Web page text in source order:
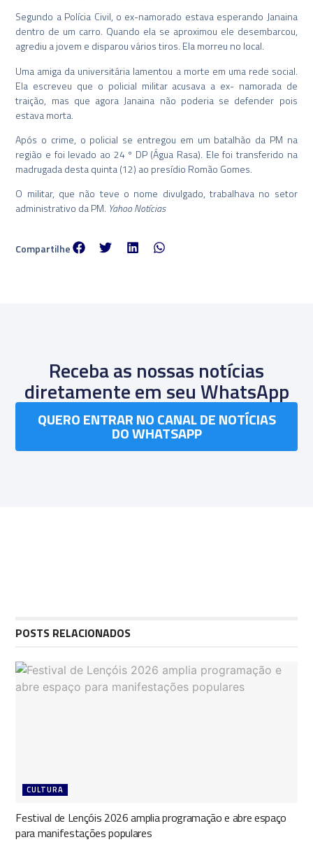
Segundo a Polícia Civil, o ex-namorado estava esperando Janaina
dentro de um carro. Quando ela se aproximou ele desembarcou,
agrediu a jovem e disparou vários tiros. Ela morreu no local.
Uma amiga da universitária lamentou a morte em uma rede social.
Ela escreveu que o policial militar acusava a ex- namorada de
traição, mas que agora Janaina não poderia se defender pois
estava morta.
Após o crime, o policial se entregou em um batalhão da PM na
região e foi levado ao 24 º DP (Água Rasa). Ele foi transferido na
madrugada desta quinta (12) ao presídio Romão Gomes.
O militar, que não teve o nome divulgado, trabalhava no setor
administrativo da PM. Yahoo Notícias
Compartilhe
Receba as nossas notícias
diretamente em seu WhatsApp
QUERO ENTRAR NO CANAL DE NOTÍCIAS
DO WHATSAPP
POSTS RELACIONADOS
CULTURA
Festival de Lençóis 2026 amplia programação e abre espaço
para manifestações populares